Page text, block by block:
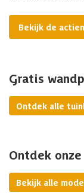
Bekijk de
Gratis
Ontdek alle
Ontdek
Bekijk alle